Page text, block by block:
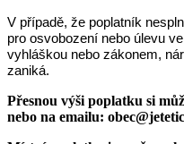
V případě, že poplatník
pro osvobození nebo úlevu
vyhláškou nebo zákonem,
zaniká.
Přesnou výši poplatku si
nebo na emailu: